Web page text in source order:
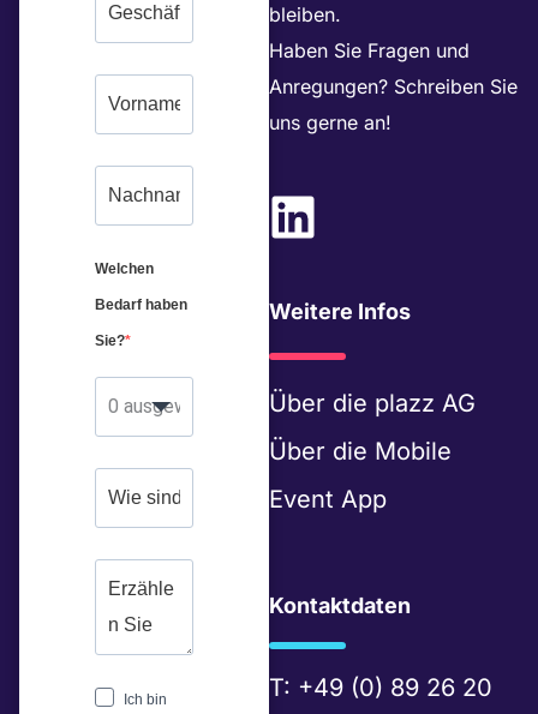
Welchen
Bedarf haben
Sie?
0 ausgewählt
Ich bin
bleiben.
Haben Sie Fragen und
Anregungen? Schreiben Sie
uns gerne an!
L
i
n
k
e
d
i
Weitere Infos
Über die plazz AG
Über die Mobile
Event App
Kontaktdaten
T: +49 (0) 89 26 20